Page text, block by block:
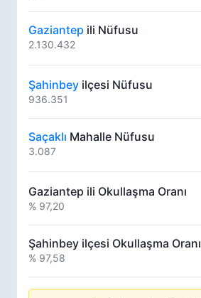
Gaziantep ili Nüfusu
2.130.432
Şahinbey ilçesi Nüfusu
936.351
Saçaklı Mahalle Nüfusu
3.087
Gaziantep ili Okullaşma Oranı
% 97,20
Şahinbey ilçesi Okullaşma Oranı
% 97,58